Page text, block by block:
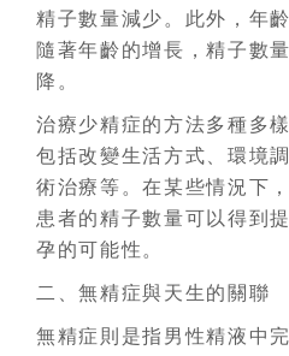
精子數量減少。此外，年
隨著年齡的增長，精子數
降。
治療少精症的方法多種多
包括改變生活方式、環境
術治療等。在某些情況下
患者的精子數量可以得到
孕的可能性。
二、無精症與天生的關聯
無精症則是指男性精液中